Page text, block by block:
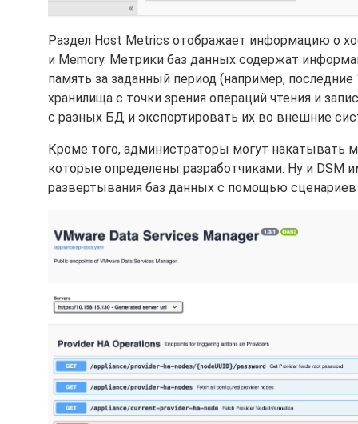
Раздел Host Metrics отображает информацию о
и Memory. Метрики баз данных содержат
память за заданный период (например,
хранилища с точки зрения операций чтения и
с разных БД и экспортировать их во внешние
Кроме того, администраторы могут накатывать
которые определены разработчиками. Ну и DSM
развертывания баз данных с помощью